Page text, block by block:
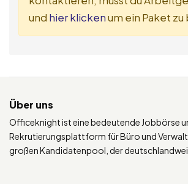
und hier klickenum ein Paket zu
Über uns
Officeknight ist eine bedeutende Jobbörse
Rekrutierungsplattform für Büro und
großen Kandidatenpool, der